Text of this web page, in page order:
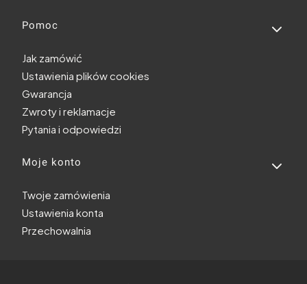
Pomoc
Jak zamówić
Ustawienia plików cookies
Gwarancja
Zwroty i reklamacje
Pytania i odpowiedzi
Moje konto
Twoje zamówienia
Ustawienia konta
Przechowalnia